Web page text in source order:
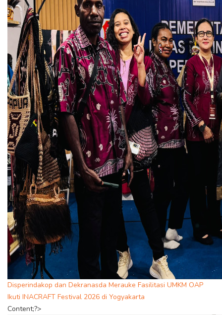
Disperindakop dan Dekranasda Merauke Fasilitasi UMKM OAP
Ikuti INACRAFT Festival 2026 di Yogyakarta
Content;?>